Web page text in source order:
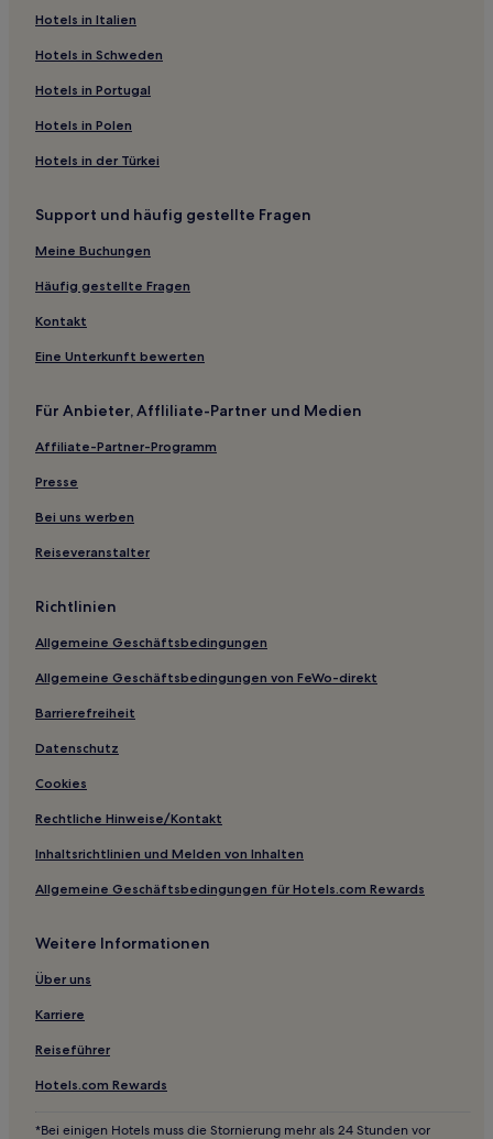
Innenstadt von Park City: Hotels
Hotels nahe Jupiter Peak
Hotels nahe Donut Falls
Deer Valley: Hotels
Hotels nahe Silver Creek
Cottonwood Heights: Hotels
Park City Hotels
Sunset Heights: Hotels
Hotels nahe Peaks Ice Arena
Hotels nahe East Bay Golf Course
Hotels nahe Heber Valley Railroad
Holladay: Hotels
Cedar Valley Hotels
Olympus Cove: Hotels
Hotels nahe Provo City Center Tempel
North Park: Hotels
Provo Hotels
Hotels mit Parkplatz in South Jordan
Familien in Millcreek
Günstige in Torrey
Hotels mit Parkplatz in Zentral-Utah
Ski nahe Main Street
Luxus nahe Main Street
Hotels mit Fitnessbereich in Park City
Hotels mit Thermalbad in Park City
Luxus in Park City
Haustierfreundliche in Richfield
Hotels mit Fitnessbereich in Richfield
Günstige in Richfield
Hotels in Italien
Hotels in Schweden
Hotels in Portugal
Hotels in Polen
Hotels in der Türkei
Support und häufig gestellte Fragen
Meine Buchungen
Häufig gestellte Fragen
Kontakt
Eine Unterkunft bewerten
Für Anbieter, Affliliate-Partner und Medien
Affiliate-Partner-Programm
Presse
Bei uns werben
Reiseveranstalter
Richtlinien
Allgemeine Geschäftsbedingungen
Allgemeine Geschäftsbedingungen von FeWo-direkt
Barrierefreiheit
Datenschutz
Cookies
Rechtliche Hinweise/Kontakt
Inhaltsrichtlinien und Melden von Inhalten
Allgemeine Geschäftsbedingungen für Hotels.com Rewards
Weitere Informationen
Über uns
Karriere
Reiseführer
Hotels.com Rewards
*Bei einigen Hotels muss die Stornierung mehr als 24 Stunden vor